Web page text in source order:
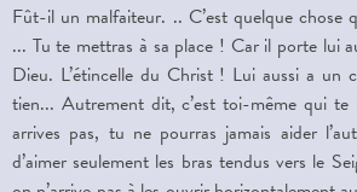
Fût-il un malfaiteur. .. C’est quelque chose
... Tu te mettras à sa place ! Car il porte lui
Dieu. L’étincelle du Christ ! Lui aussi a
tien... Autrement dit, c’est toi-même qui
arrives pas, tu ne pourras jamais aider
d’aimer seulement les bras tendus vers le